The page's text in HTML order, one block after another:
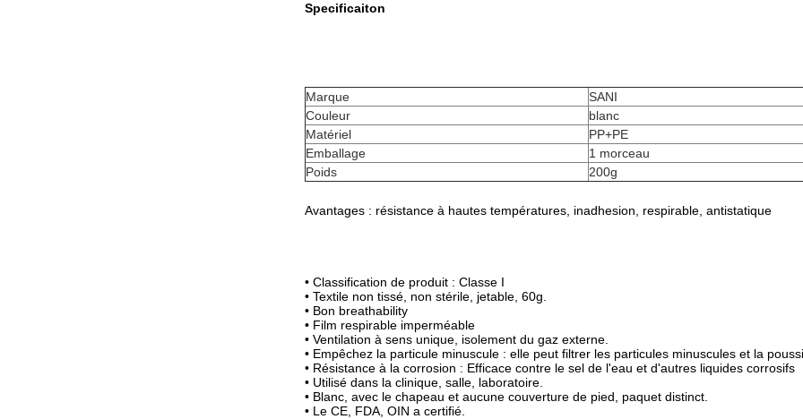
Specificaiton
Marque
SANI
Couleur
blanc
Matériel
PP+PE
Emballage
1 morceau
Poids
200g
Avantages : résistance à hautes températures, inadhesion, respirable, antistatique
• Classification de produit : Classe I
• Textile non tissé, non stérile, jetable, 60g.
• Bon breathability
• Film respirable imperméable
• Ventilation à sens unique, isolement du gaz externe.
• Empêchez la particule minuscule : elle peut filtrer les particules minuscules et la
• Résistance à la corrosion : Efficace contre le sel de l'eau et d'autres liquides corrosifs
• Utilisé dans la clinique, salle, laboratoire.
• Blanc, avec le chapeau et aucune couverture de pied, paquet distinct.
• Le CE, FDA, OIN a certifié.